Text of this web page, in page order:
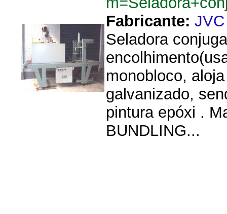
Fabricante: JVC
Seladora
monobloco,
galvanizado,
pintura epóxi .
BUNDLING...